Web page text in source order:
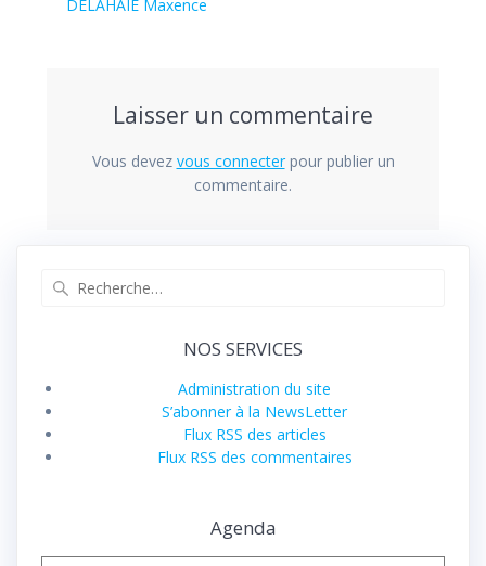
DELAHAIE Maxence
Laisser un commentaire
Vous devez vous connecterpour publier un
commentaire.
NOS SERVICES
Administration du site
S’abonner à la NewsLetter
Flux RSS des articles
Flux RSS des commentaires
Agenda